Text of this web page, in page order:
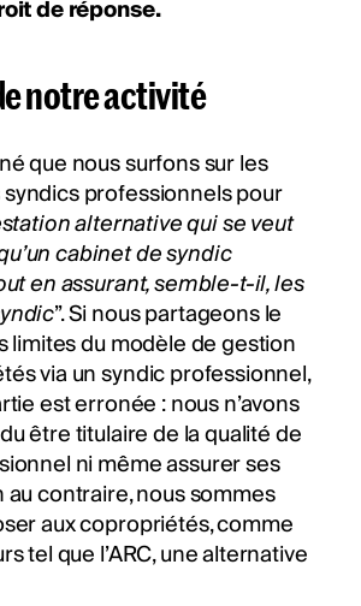
de réponse.
notre activité
que nous surfons sur les
professionnels pour
alternative qui se veut
cabinet de syndic
en assurant, semble-t-il, les
”. Si nous partageons le
limites du modèle de gestion
via un syndic professionnel,
est erronée : nous n’avons
être titulaire de la qualité de
ni même assurer ses
au contraire, nous sommes
aux copropriétés, comme
tel que l’ARC, une alternative